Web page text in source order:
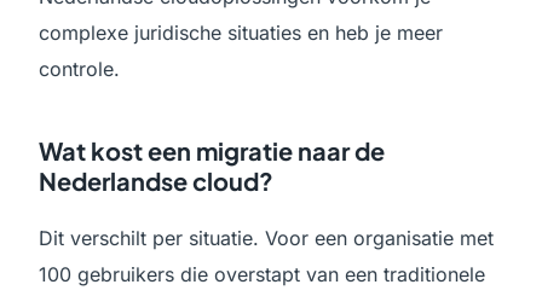
complexe juridische situaties en heb je meer
controle.
Wat kost een migratie naar de
Nederlandse cloud?
Dit verschilt per situatie. Voor een organisatie met
100 gebruikers die overstapt van een traditionele